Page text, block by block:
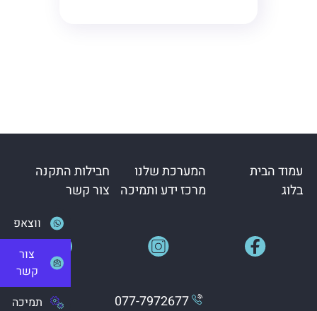
ווצאפ
צור
קשר
תמיכה
עמוד הבית המערכת שלנו
חבילות התקנה
בלוג
מרכז ידע ותמיכה צור קשר